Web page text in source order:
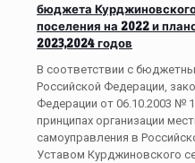
бюджета
поселения на 2022 и
2023,2024 годов
В соответствии с
Российской Федерации,
Федерации от 06.10.2003 №
принципах организации
самоуправления в
Уставом Курджиновского